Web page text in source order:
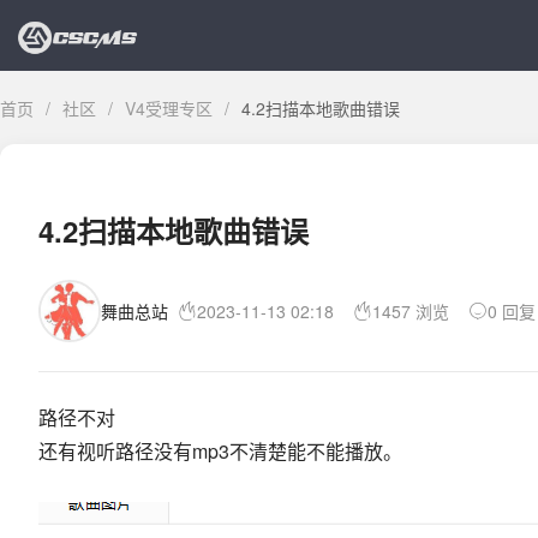
首页 / 社区 / V4受理专区 / 4.2扫描本地歌曲错误
4.2扫描本地歌曲错误
舞曲总站 2023-11-13 02:18 1457 浏览 0 回复
路径不对
还有视听路径没有mp3不清楚能不能播放。